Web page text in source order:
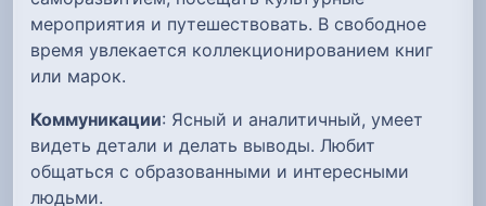
мероприятия и путешествовать. В свободное
время увлекается коллекционированием книг
или марок.
Коммуникации: Ясный и аналитичный, умеет
видеть детали и делать выводы. Любит
общаться с образованными и интересными
людьми.